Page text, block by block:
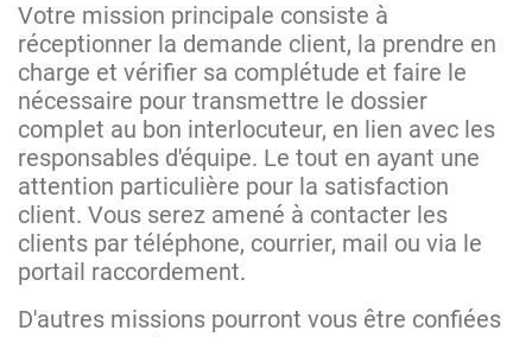
Votre mission principale consiste à
réceptionner la demande client, la prendre en
charge et vérifier sa complétude et faire le
nécessaire pour transmettre le dossier
complet au bon interlocuteur, en lien avec les
responsables d'équipe. Le tout en ayant une
attention particulière pour la satisfaction
client. Vous serez amené à contacter les
clients par téléphone, courrier, mail ou via le
portail raccordement.
D'autres missions pourront vous être confiées